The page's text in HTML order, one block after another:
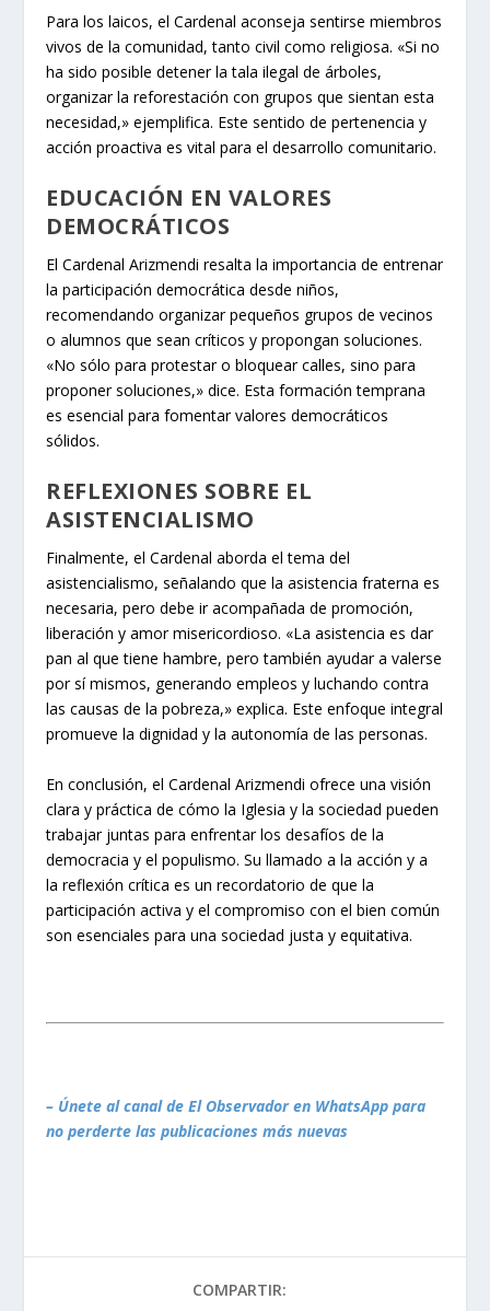
Para los laicos, el Cardenal aconseja sentirse miembros
vivos de la comunidad, tanto civil como religiosa. «Si no
ha sido posible detener la tala ilegal de árboles,
organizar la reforestación con grupos que sientan esta
necesidad,» ejemplifica. Este sentido de pertenencia y
acción proactiva es vital para el desarrollo comunitario.
EDUCACIÓN EN VALORES
DEMOCRÁTICOS
El Cardenal Arizmendi resalta la importancia de entrenar
la participación democrática desde niños,
recomendando organizar pequeños grupos de vecinos
o alumnos que sean críticos y propongan soluciones.
«No sólo para protestar o bloquear calles, sino para
proponer soluciones,» dice. Esta formación temprana
es esencial para fomentar valores democráticos
sólidos.
REFLEXIONES SOBRE EL
ASISTENCIALISMO
Finalmente, el Cardenal aborda el tema del
asistencialismo, señalando que la asistencia fraterna es
necesaria, pero debe ir acompañada de promoción,
liberación y amor misericordioso. «La asistencia es dar
pan al que tiene hambre, pero también ayudar a valerse
por sí mismos, generando empleos y luchando contra
las causas de la pobreza,» explica. Este enfoque integral
promueve la dignidad y la autonomía de las personas.
En conclusión, el Cardenal Arizmendi ofrece una visión
clara y práctica de cómo la Iglesia y la sociedad pueden
trabajar juntas para enfrentar los desafíos de la
democracia y el populismo. Su llamado a la acción y a
la reflexión crítica es un recordatorio de que la
participación activa y el compromiso con el bien común
son esenciales para una sociedad justa y equitativa.
– Únete al canal de El Observador en WhatsApp para
no perderte las publicaciones más nuevas
COMPARTIR: